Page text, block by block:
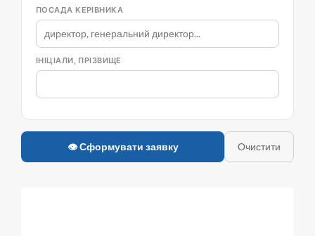
ПОСАДА КЕРІВНИКА
ІНІЦІАЛИ, ПРІЗВИЩЕ
👁 Сформувати заявку Очистити